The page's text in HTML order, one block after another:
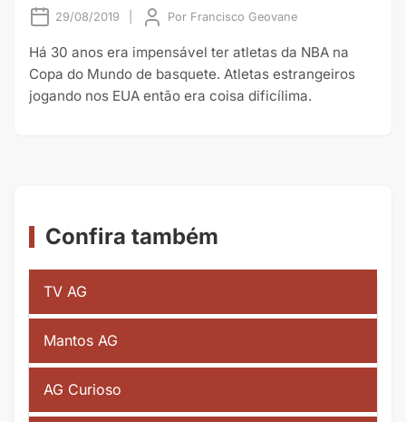
29/08/2019 Por Francisco Geovane
Há 30 anos era impensável ter atletas da NBA na
Copa do Mundo de basquete. Atletas estrangeiros
jogando nos EUA então era coisa dificílima.
Confira também
TV AG
Mantos AG
AG Curioso